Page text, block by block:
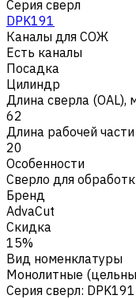
Серия сверл
DPK191
Каналы для СОЖ
Есть каналы
Посадка
Цилиндр
Длина сверла (OAL),
62
Длина рабочей
20
Особенности
Сверло для
Бренд
AdvaCut
Скидка
15%
Вид номенклатуры
Монолитные
Серия сверл: DPK191